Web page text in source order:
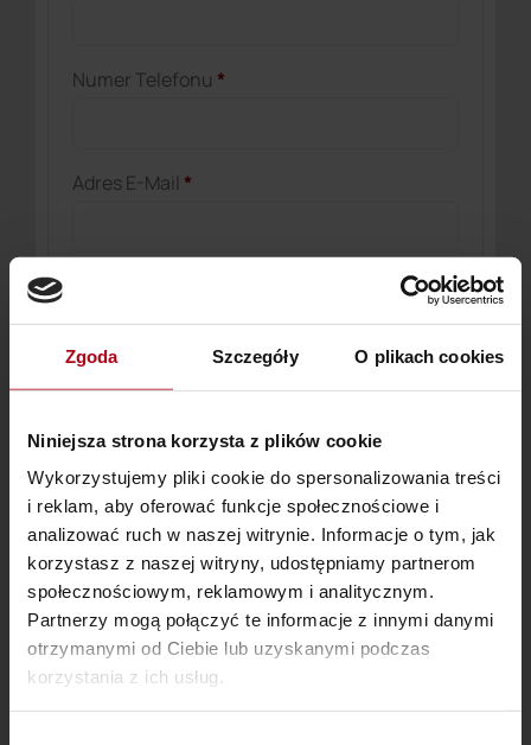
Zgoda Szczegóły O plikach cookies
Niniejsza strona korzysta z plików cookie
Wykorzystujemy pliki cookie do spersonalizowania treści
i reklam, aby oferować funkcje społecznościowe i
analizować ruch w naszej witrynie. Informacje o tym, jak
korzystasz z naszej witryny, udostępniamy partnerom
społecznościowym, reklamowym i analitycznym.
Partnerzy mogą połączyć te informacje z innymi danymi
otrzymanymi od Ciebie lub uzyskanymi podczas
korzystania z ich usług.
Numer Telefonu *
Adres E-Mail *
Utwórz hasło do konta
Twoje Zamówienie
Show order summary